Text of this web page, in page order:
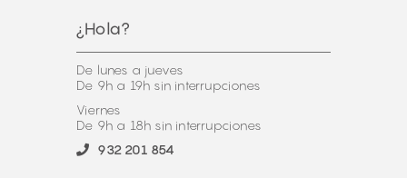
¿Hola?
De lunes a jueves
De 9h a 19h sin interrupciones
Viernes
De 9h a 18h sin interrupciones
932 201 854